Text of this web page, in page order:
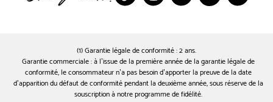
(1) Garantie légale de conformité : 2 ans.
Garantie commerciale : à l’issue de la première année de la garantie légale de
conformité, le consommateur n’a pas besoin d’apporter la preuve de la date
d’apparition du défaut de conformité pendant la deuxième année, sous réserve de la
souscription à notre programme de fidélité.